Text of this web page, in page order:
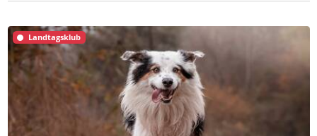
Landtagsklub